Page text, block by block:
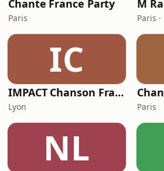
Chante France Party
Paris
M
Paris
IC
IMPACT Chanson Française
Lyon Paris
NL